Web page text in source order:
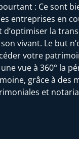
: Ce sont
entreprises en
la
vivant. Le but
votre
vue à 360° la
grâce à des
et